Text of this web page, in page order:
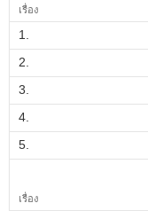
เรื่อง
1.
2.
3.
4.
5.
เรื่อง